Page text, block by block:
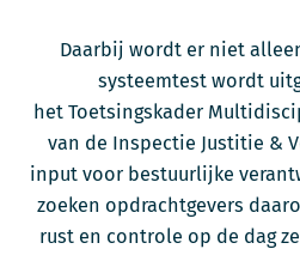
Daarbij wordt er niet
systeemtest wordt
het Toetsingskader
van de Inspectie Justitie &
input voor bestuurlijke
zoeken opdrachtgevers
rust en controle op de dag